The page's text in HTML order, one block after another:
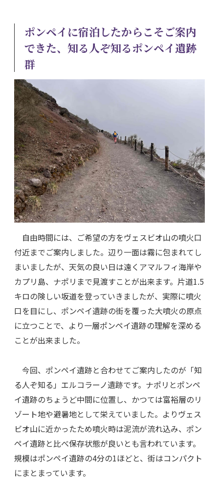
ポンペイに宿泊したからこそご案内
できた、知る人ぞ知るポンペイ遺跡
群
自由時間には、ご希望の方をヴェスビオ山の噴火口
付近までご案内しました。辺り一面は霧に包まれてし
まいましたが、天気の良い日は遠くアマルフィ海岸や
カプリ島、ナポリまで見渡すことが出来ます。片道1.5
キロの険しい坂道を登っていきましたが、実際に噴火
口を目にし、ポンペイ遺跡の街を覆った大噴火の原点
に立つことで、より一層ポンペイ遺跡の理解を深める
ことが出来ました。
今回、ポンペイ遺跡と合わせてご案内したのが「知
る人ぞ知る」エルコラーノ遺跡です。ナポリとポンペ
イ遺跡のちょうど中間に位置し、かつては富裕層のリ
ゾート地や避暑地として栄えていました。よりヴェス
ビオ山に近かったため噴火時は泥流が流れ込み、ポン
ペイ遺跡と比べ保存状態が良いとも言われています。
規模はポンペイ遺跡の4分の1ほどと、街はコンパクト
にまとまっています。